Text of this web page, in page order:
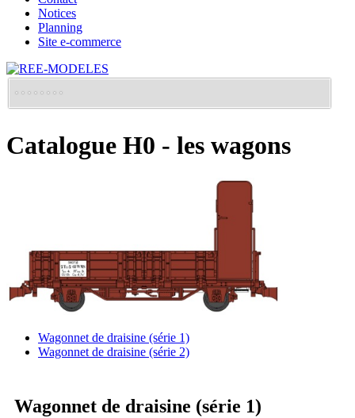
Notices
Planning
Site e-commerce
Catalogue H0 - les wagons
Wagonnet de draisine (série 1)
Wagonnet de draisine (série 2)
Wagonnet de draisine (série 1)